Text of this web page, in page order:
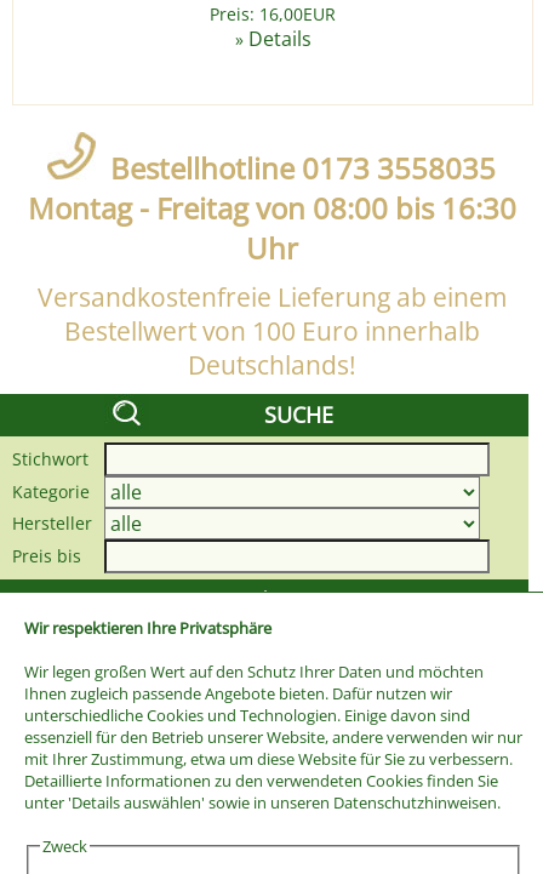
Wir respektieren Ihre Privatsphäre
Wir legen großen Wert auf den Schutz Ihrer Daten und möchten
Ihnen zugleich passende Angebote bieten. Dafür nutzen wir
unterschiedliche Cookies und Technologien. Einige davon sind
essenziell für den Betrieb unserer Website, andere verwenden wir nur
mit Ihrer Zustimmung, etwa um diese Website für Sie zu verbessern.
Detaillierte Informationen zu den verwendeten Cookies finden Sie
unter 'Details auswählen' sowie in unseren Datenschutzhinweisen.
Zweck
Preis: 16,00EUR
» Details
Bestellhotline 0173 3558035
Montag - Freitag von 08:00 bis 16:30
Uhr
Versandkostenfreie Lieferung ab einem
Bestellwert von 100 Euro innerhalb
Deutschlands!
SUCHE
Stichwort
Kategorie
Hersteller
Preis bis